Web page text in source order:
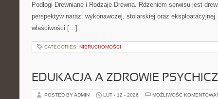
Podłogi Drewniane i Rodzaje Drewna. Rdzeniem serwisu jest
perspektyw naraz: wykonawczej, stolarskiej oraz
właściwości […]
CATEGORIES: NIERUCHOMOŚCI
EDUKACJA A ZDROWIE
POSTED BY ADMIN LUT - 12 - 2026 MOŻLIWOŚĆ